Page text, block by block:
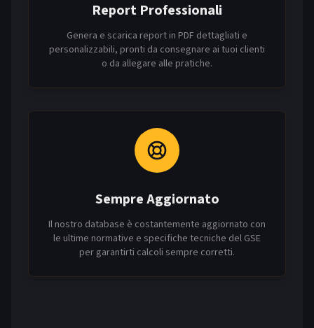
Report Professionali
Genera e scarica report in PDF dettagliati e
personalizzabili, pronti da consegnare ai tuoi clienti
o da allegare alle pratiche.
Sempre Aggiornato
Il nostro database è costantemente aggiornato con
le ultime normative e specifiche tecniche del GSE
per garantirti calcoli sempre corretti.